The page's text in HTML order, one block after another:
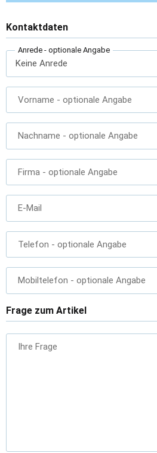
Kontaktdaten
Anrede - optionale Angabe
Vorname - optionale Angabe
Nachname - optionale Angabe
Firma - optionale Angabe
E-Mail
Telefon - optionale Angabe
Mobiltelefon - optionale Angabe
Frage zum Artikel
Ihre Frage